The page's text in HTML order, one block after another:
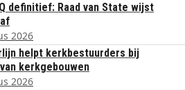
definitief: Raad van State wijst
2026
helpt kerkbestuurders bij
kerkgebouwen
2026